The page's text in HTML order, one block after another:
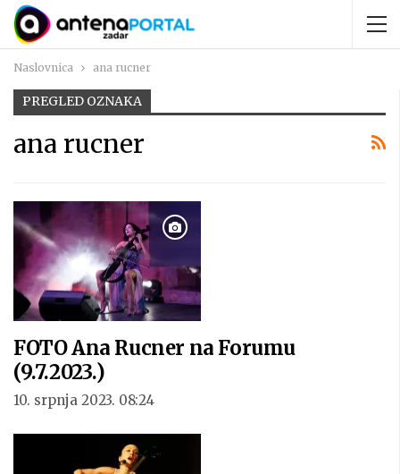
Naslovnica ana rucner
PREGLED OZNAKA
ana rucner
FOTO Ana Rucner na Forumu
(9.7.2023.)
10. srpnja 2023. 08:24